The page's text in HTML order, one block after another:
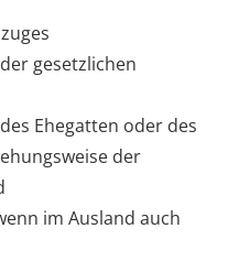
gesetzlichen
Ehegatten oder des
der
im Ausland auch